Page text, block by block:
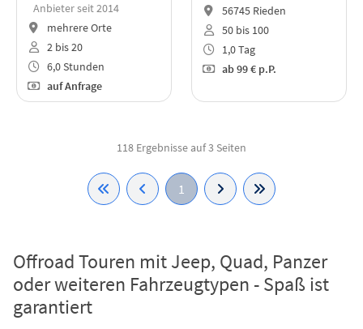
Anbieter seit 2014
mehrere Orte
2 bis 20
6,0 Stunden
auf Anfrage
56745 Rieden
50 bis 100
1,0 Tag
ab99 € p.P.
118 Ergebnisse auf 3 Seiten
1
Offroad Touren mit Jeep, Quad, Panzer
oder weiteren Fahrzeugtypen - Spaß ist
garantiert